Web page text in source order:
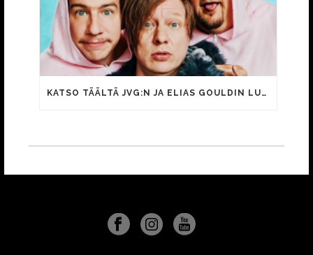
KATSO TÄÄLTÄ JVG:N JA ELIAS GOULDIN LUOKKAKOKOUS 2 -HENKINEN VIDEO REVOLVERI